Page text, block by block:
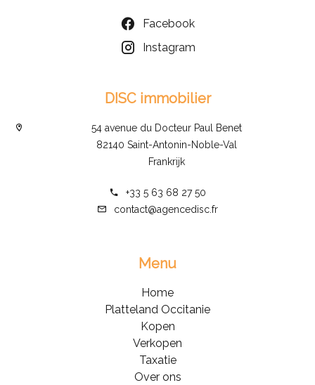
Facebook
Instagram
DISC immobilier
54 avenue du Docteur Paul Benet
82140 Saint-Antonin-Noble-Val
Frankrijk
+33 5 63 68 27 50
contact@agencedisc.fr
Menu
Home
Platteland Occitanie
Kopen
Verkopen
Taxatie
Over ons